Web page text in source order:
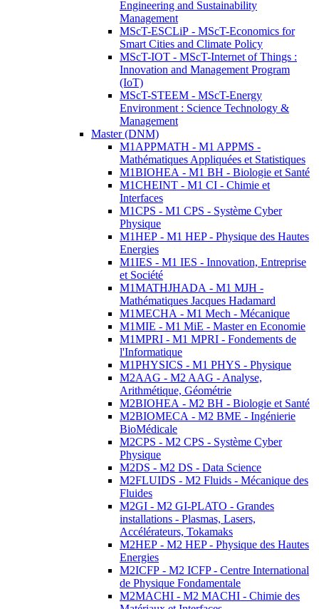
Engineering and Sustainability
Management
MScT-ESCLiP - MScT-Economics for
Smart Cities and Climate Policy
MScT-IOT - MScT-Internet of Things :
Innovation and Management Program
(IoT)
MScT-STEEM - MScT-Energy
Environment : Science Technology &
Management
Master (DNM)
M1APPMATH - M1 APPMS -
Mathématiques Appliquées et Statistiques
M1BIOHEA - M1 BH - Biologie et Santé
M1CHEINT - M1 CI - Chimie et
Interfaces
M1CPS - M1 CPS - Système Cyber
Physique
M1HEP - M1 HEP - Physique des Hautes
Energies
M1IES - M1 IES - Innovation, Entreprise
et Société
M1MATHJHADA - M1 MJH -
Mathématiques Jacques Hadamard
M1MECHA - M1 Mech - Mécanique
M1MIE - M1 MiE - Master en Economie
M1MPRI - M1 MPRI - Fondements de
l'Informatique
M1PHYSICS - M1 PHYS - Physique
M2AAG - M2 AAG - Analyse,
Arithmétique, Géométrie
M2BIOHEA - M2 BH - Biologie et Santé
M2BIOMECA - M2 BME - Ingénierie
BioMédicale
M2CPS - M2 CPS - Système Cyber
Physique
M2DS - M2 DS - Data Science
M2FLUIDS - M2 Fluids - Mécanique des
Fluides
M2GI - M2 GI-PLATO - Grandes
installations - Plasmas, Lasers,
Accélérateurs, Tokamaks
M2HEP - M2 HEP - Physique des Hautes
Energies
M2ICFP - M2 ICFP - Centre International
de Physique Fondamentale
M2MACHI - M2 MACHI - Chimie des